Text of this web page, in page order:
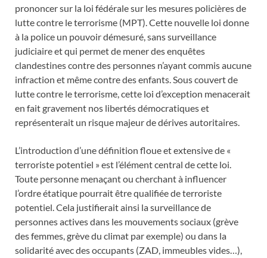
prononcer sur la loi fédérale sur les mesures policières de
lutte contre le terrorisme (MPT). Cette nouvelle loi donne
à la police un pouvoir démesuré, sans surveillance
judiciaire et qui permet de mener des enquêtes
clandestines contre des personnes n’ayant commis aucune
infraction et même contre des enfants. Sous couvert de
lutte contre le terrorisme, cette loi d’exception menacerait
en fait gravement nos libertés démocratiques et
représenterait un risque majeur de dérives autoritaires.
L’introduction d’une définition floue et extensive de «
terroriste potentiel » est l’élément central de cette loi.
Toute personne menaçant ou cherchant à influencer
l’ordre étatique pourrait être qualifiée de terroriste
potentiel. Cela justifierait ainsi la surveillance de
personnes actives dans les mouvements sociaux (grève
des femmes, grève du climat par exemple) ou dans la
solidarité avec des occupants (ZAD, immeubles vides…),